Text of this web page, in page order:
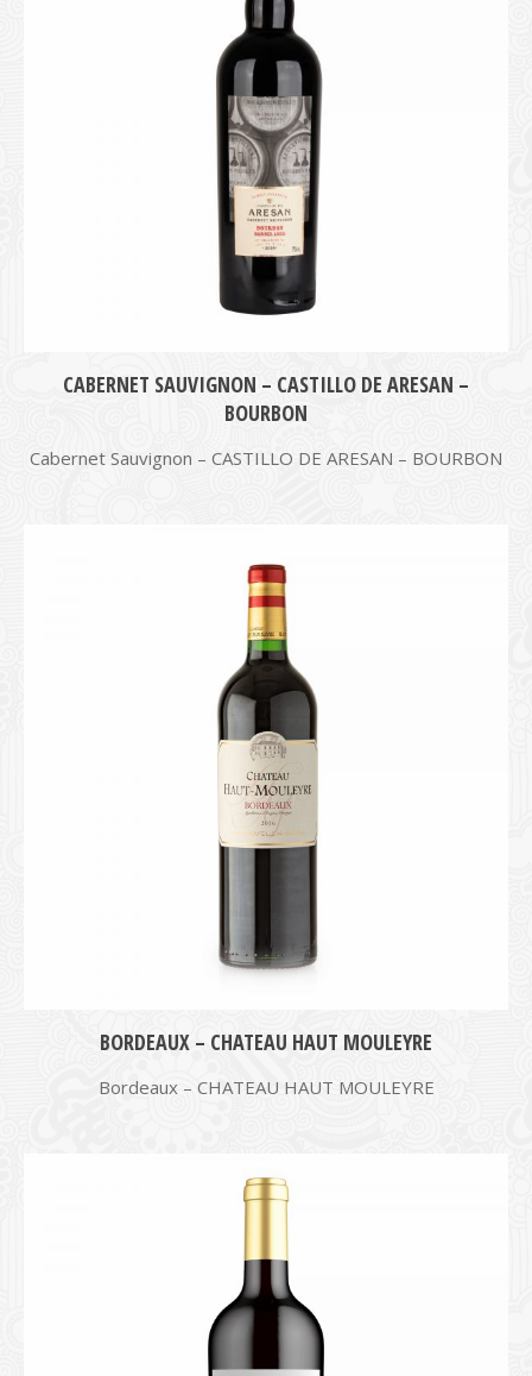
CABERNET SAUVIGNON – CASTILLO DE ARESAN –
BOURBON
Cabernet Sauvignon – CASTILLO DE ARESAN – BOURBON
BORDEAUX – CHATEAU HAUT MOULEYRE
Bordeaux – CHATEAU HAUT MOULEYRE